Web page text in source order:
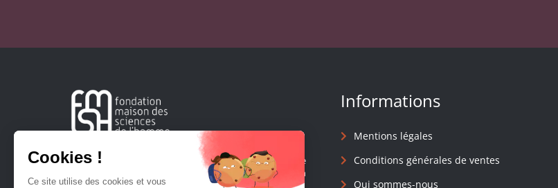
Créée en 1963, la Fondation Maison Sciences de l'Homme
soutient la recherche et la diffusion des connaissances en
sciences humaines et sociales.
Informations
Mentions légales
Conditions générales de ventes
Qui sommes-nous